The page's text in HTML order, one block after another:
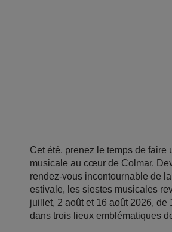
Cet été, prenez le temps de faire
musicale au cœur de Colmar.
rendez-vous incontournable de
estivale, les siestes musicales
juillet, 2 août et 16 août 2026, de
dans trois lieux emblématiques